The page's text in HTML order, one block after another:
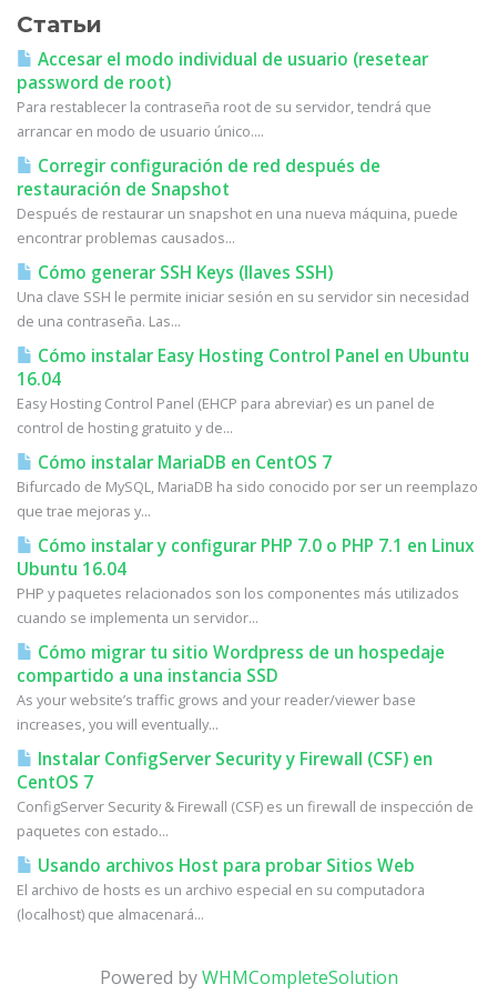
Статьи
Accesar el modo individual de usuario (resetear
password de root)
Para restablecer la contraseña root de su servidor, tendrá que
arrancar en modo de usuario único....
Corregir configuración de red después de
restauración de Snapshot
Después de restaurar un snapshot en una nueva máquina, puede
encontrar problemas causados...
Cómo generar SSH Keys (llaves SSH)
Una clave SSH le permite iniciar sesión en su servidor sin necesidad
de una contraseña. Las...
Cómo instalar Easy Hosting Control Panel en Ubuntu
16.04
Easy Hosting Control Panel (EHCP para abreviar) es un panel de
control de hosting gratuito y de...
Cómo instalar MariaDB en CentOS 7
Bifurcado de MySQL, MariaDB ha sido conocido por ser un reemplazo
que trae mejoras y...
Cómo instalar y configurar PHP 7.0 o PHP 7.1 en Linux
Ubuntu 16.04
PHP y paquetes relacionados son los componentes más utilizados
cuando se implementa un servidor...
Cómo migrar tu sitio Wordpress de un hospedaje
compartido a una instancia SSD
As your website’s traffic grows and your reader/viewer base
increases, you will eventually...
Instalar ConfigServer Security y Firewall (CSF) en
CentOS 7
ConfigServer Security & Firewall (CSF) es un firewall de inspección de
paquetes con estado...
Usando archivos Host para probar Sitios Web
El archivo de hosts es un archivo especial en su computadora
(localhost) que almacenará...
Powered byWHMCompleteSolution